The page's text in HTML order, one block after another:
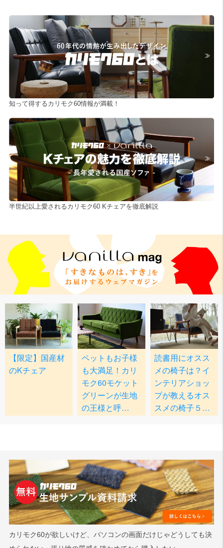
知って得するカリモク60情報が満載！
半世紀以上愛されるカリモク60 Kチェアを徹底解説
カリモク60が欲しいけど、パソコンの画面だけじゃどうしても決